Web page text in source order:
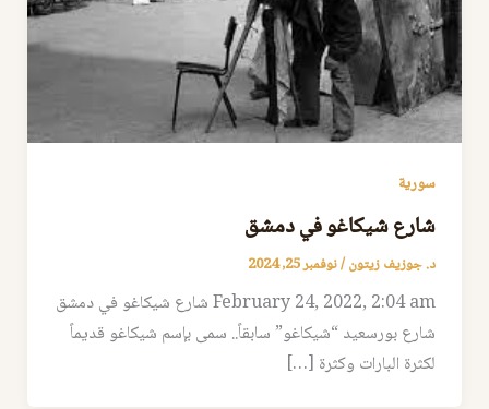
سورية
شارع شيكاغو في دمشق
د. جوزيف زيتون/نوفمبر 25, 2024
February 24, 2022, 2:04 am شارع شيكاغو في دمشق
شارع بورسعيد “شيكاغو” سابقاً.. سمى بإسم شيكاغو قديماً
لكثرة البارات وكثرة […]